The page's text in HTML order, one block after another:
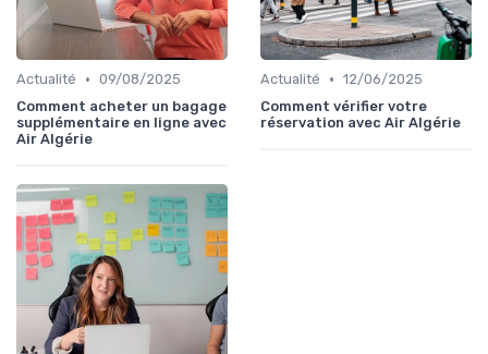
Actualité • 09/08/2025
Comment acheter un bagage
supplémentaire en ligne avec
Air Algérie
Actualité • 12/06/2025
Comment vérifier votre
réservation avec Air Algérie